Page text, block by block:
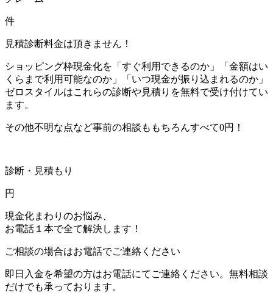
件
見積診断料金は頂きません！
ショッピング枠現金化を「すぐ利用できるのか」「金額はい
くらまで利用可能なのか」「いつ現金が振り込まれるのか」
ゼロスタイルはこれらの診断や見積りを無料で受け付けてい
ます。
その他不明な点など事前の相談ももちろんすべて0円！
診断・見積もり
円
現金化まわりのお悩み、
お電話１本で全て解決します！
ご相談の場合はお電話でご連絡ください
即日入金を希望の方はお電話にてご連絡ください。無料相談
だけでも承っております。